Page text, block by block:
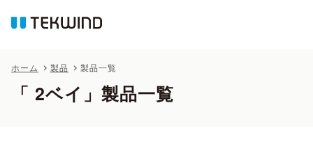
ホーム 製品 製品一覧
「 2ベイ」製品一覧